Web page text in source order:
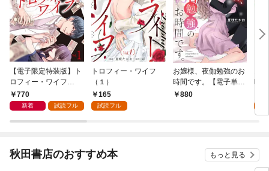
【電子限定特装版】ト
ロフィー・ワイフ
（１）【描き下ろしイ
ラスト付き】
770
新着 試読フル
トロフィー・ワイフ
（１）
165
試読フル
お嬢様、夜伽勉強のお
時間です。【電子単行
本】880
時
秋田書店のおすすめ本 もっと見る